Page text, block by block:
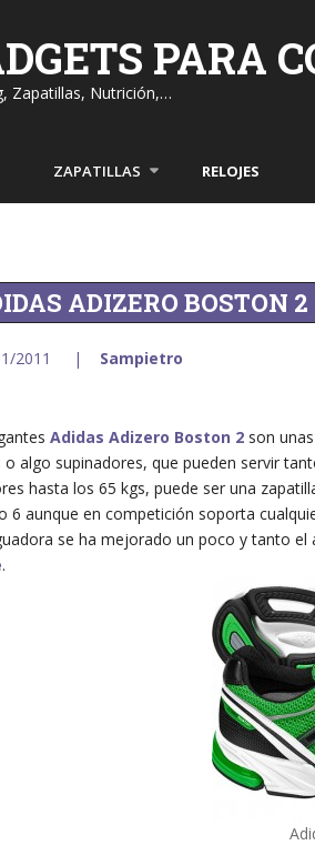
PARA
Zapatillas, Nutrición,…
ZAPATILLAS RELOJES
ADIZERO BOSTON 2
2011 Sampietro
Adidas Adizero Boston 2son unas
algo supinadores, que pueden servir
hasta los 65 kgs, puede ser una
6 aunque en competición soporta
se ha mejorado un poco y tanto el
.